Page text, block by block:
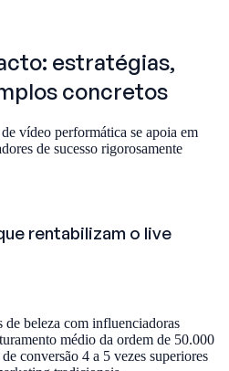
estratégias,
concretos
vídeo performática se apoia em
de sucesso rigorosamente
rentabilizam o live
de beleza com influenciadoras
médio da ordem de 50.000
conversão 4 a 5 vezes superiores